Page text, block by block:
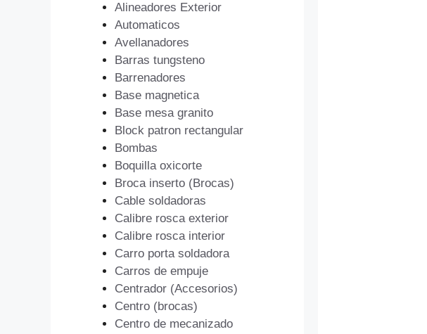
Alineadores Exterior
Automaticos
Avellanadores
Barras tungsteno
Barrenadores
Base magnetica
Base mesa granito
Block patron rectangular
Bombas
Boquilla oxicorte
Broca inserto (Brocas)
Cable soldadoras
Calibre rosca exterior
Calibre rosca interior
Carro porta soldadora
Carros de empuje
Centrador (Accesorios)
Centro (brocas)
Centro de mecanizado